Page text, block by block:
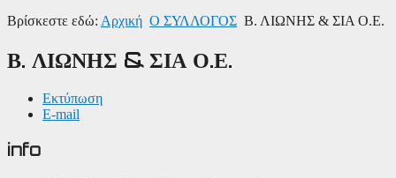
Βρίσκεστε εδώ: Αρχική Ο ΣΥΛΛΟΓΟΣ Β. ΛΙΩΝΗΣ & ΣΙΑ Ο.Ε.
Β. ΛΙΩΝΗΣ & ΣΙΑ Ο.Ε.
Εκτύπωση
E-mail
info